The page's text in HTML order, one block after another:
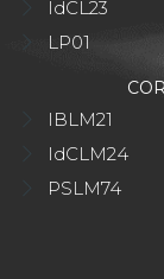
IdCL23
LP01
IBLM21
IdCLM24
PSLM74